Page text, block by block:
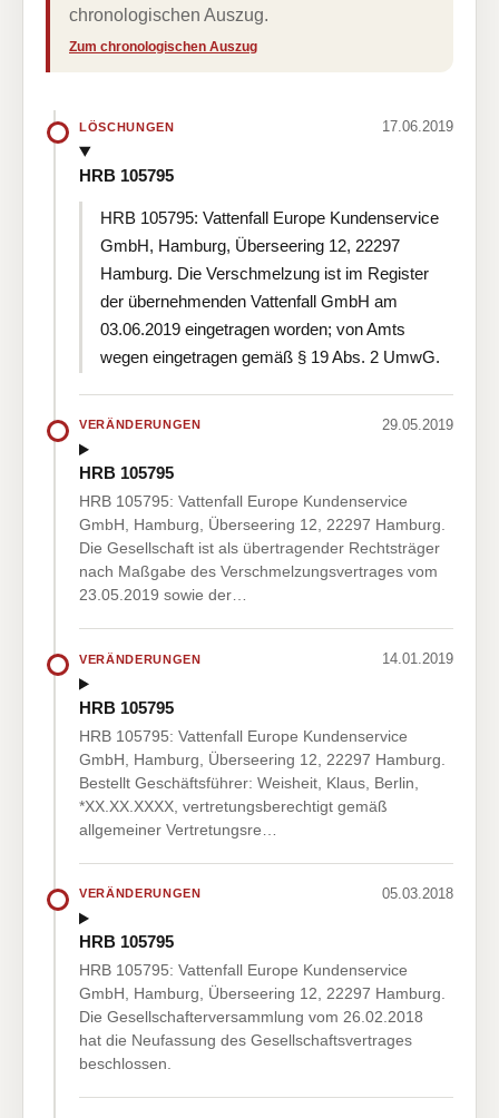
chronologischen Auszug.
Zum chronologischen Auszug
LÖSCHUNGEN 17.06.2019
HRB 105795
HRB 105795: Vattenfall Europe Kundenservice
GmbH, Hamburg, Überseering 12, 22297
Hamburg. Die Verschmelzung ist im Register
der übernehmenden Vattenfall GmbH am
03.06.2019 eingetragen worden; von Amts
wegen eingetragen gemäß § 19 Abs. 2 UmwG.
VERÄNDERUNGEN 29.05.2019
HRB 105795
HRB 105795: Vattenfall Europe Kundenservice
GmbH, Hamburg, Überseering 12, 22297 Hamburg.
Die Gesellschaft ist als übertragender Rechtsträger
nach Maßgabe des Verschmelzungsvertrages vom
23.05.2019 sowie der…
VERÄNDERUNGEN 14.01.2019
HRB 105795
HRB 105795: Vattenfall Europe Kundenservice
GmbH, Hamburg, Überseering 12, 22297 Hamburg.
Bestellt Geschäftsführer: Weisheit, Klaus, Berlin,
*XX.XX.XXXX, vertretungsberechtigt gemäß
allgemeiner Vertretungsre…
VERÄNDERUNGEN 05.03.2018
HRB 105795
HRB 105795: Vattenfall Europe Kundenservice
GmbH, Hamburg, Überseering 12, 22297 Hamburg.
Die Gesellschafterversammlung vom 26.02.2018
hat die Neufassung des Gesellschaftsvertrages
beschlossen.